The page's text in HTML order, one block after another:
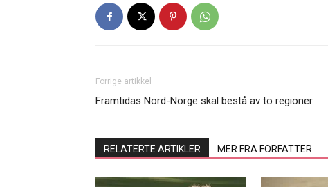
Forrige artikkel
Framtidas Nord-Norge skal bestå av to regioner
RELATERTE ARTIKLER MER FRA FORFATTER